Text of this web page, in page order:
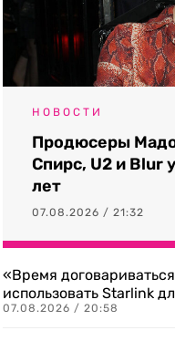
НОВОСТИ
Продюсеры
Спирс, U2 и Blur
лет
07.08.2026 / 21:32
«Время
использовать Starlink
07.08.2026 / 20:58